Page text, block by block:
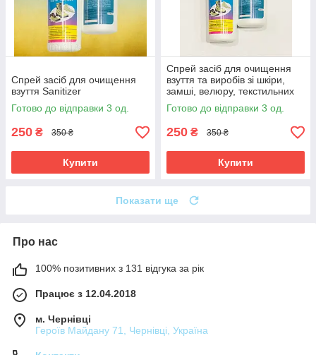
Спрей засіб для очищення
взуття Sanitizer
Готово до відправки 3 од.
250 ₴ 350 ₴
Купити
Спрей засіб для очищення
взуття та виробів зі шкіри,
замші, велюру, текстильних
матеріалів Sanitizer Імідж
Готово до відправки 3 од.
250 ₴ 350 ₴
Купити
Показати ще
Про нас
100% позитивних з 131 відгука за рік
Працює з 12.04.2018
м. Чернівці
Героїв Майдану 71, Чернівці, Україна